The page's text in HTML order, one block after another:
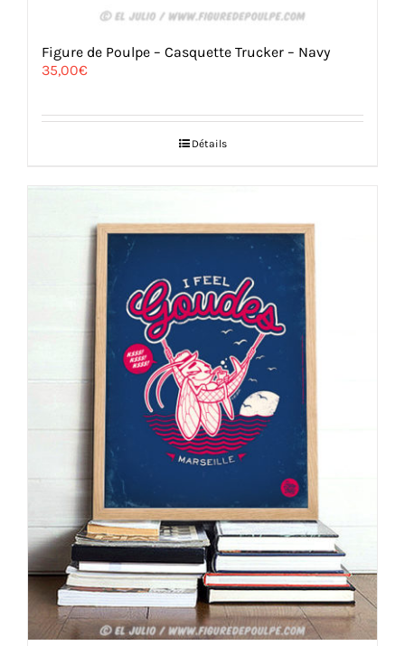
Figure de Poulpe – Casquette Trucker – Navy
35,00€
Détails